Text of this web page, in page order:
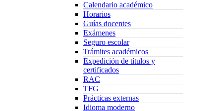
Calendario académico
Horarios
Guías docentes
Exámenes
Seguro escolar
Trámites académicos
Expedición de títulos y
certificados
RAC
TFG
Prácticas externas
Idioma moderno